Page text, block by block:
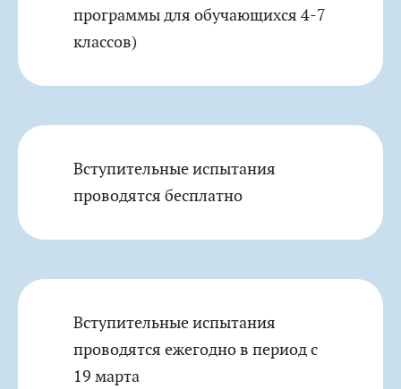
программы для обучающихся 4-7
классов)
Вступительные испытания
проводятся бесплатно
Вступительные испытания
проводятся ежегодно в период с
19 марта